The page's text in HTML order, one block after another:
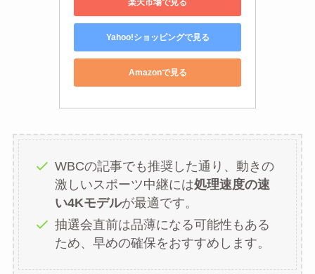
Yahoo!ショッピングで見る
Amazonで見る
WBCの記事でも推奨した通り、動きの
激しいスポーツ中継には処理速度の速
い4Kモデルが最適です。
抽選会直前は品薄になる可能性もある
ため、早めの確保をおすすめします。